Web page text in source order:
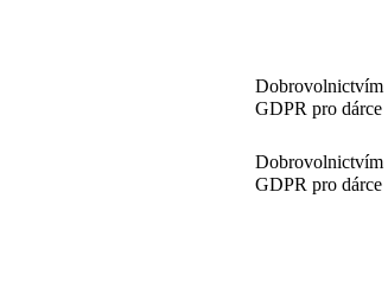
Dobrovolnictvím
GDPR pro dárce
Dobrovolnictvím
GDPR pro dárce